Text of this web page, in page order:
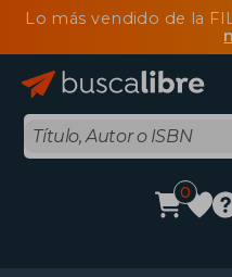
Lo más vendido de la
0